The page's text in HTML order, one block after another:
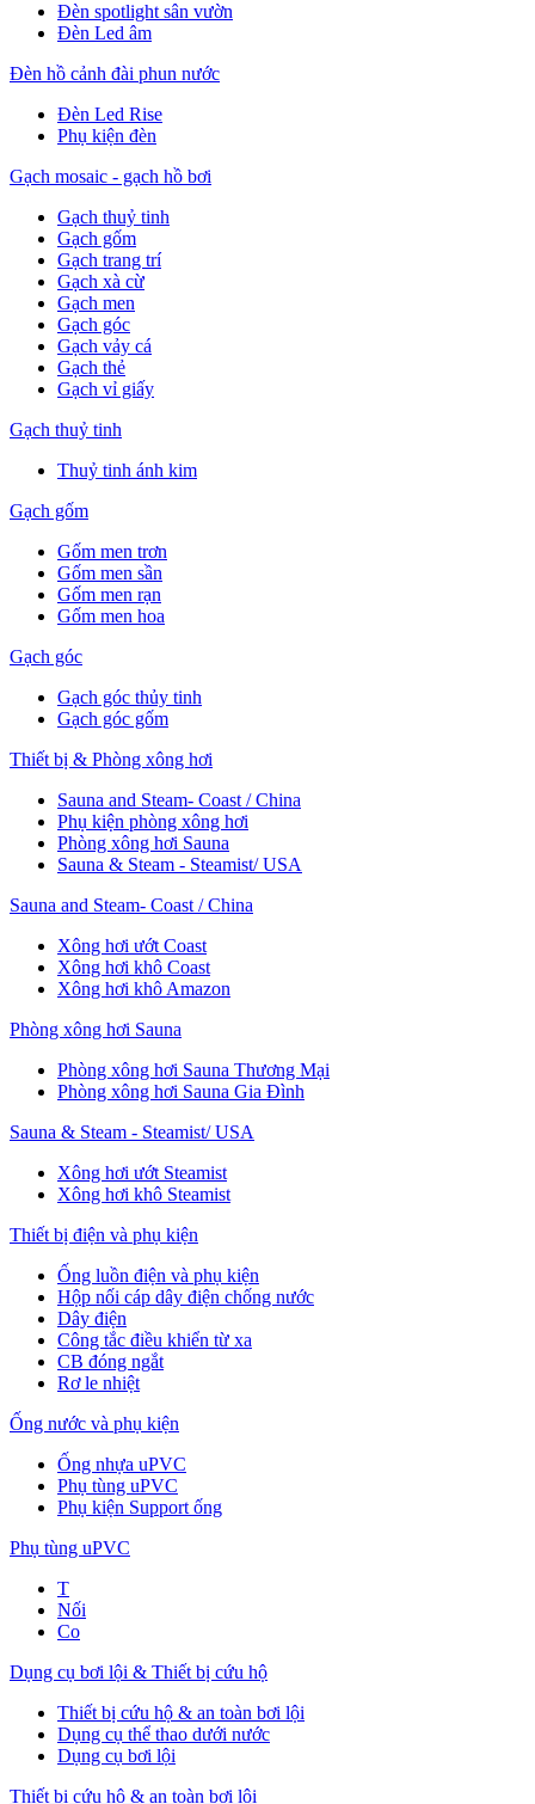
Đèn spotlight sân vườn
Đèn Led âm
Đèn hồ cảnh đài phun nước
Đèn Led Rise
Phụ kiện đèn
Gạch mosaic - gạch hồ bơi
Gạch thuỷ tinh
Gạch gốm
Gạch trang trí
Gạch xà cừ
Gạch men
Gạch góc
Gạch vảy cá
Gạch thẻ
Gạch vỉ giấy
Gạch thuỷ tinh
Thuỷ tinh ánh kim
Gạch gốm
Gốm men trơn
Gốm men sần
Gốm men rạn
Gốm men hoa
Gạch góc
Gạch góc thủy tinh
Gạch góc gốm
Thiết bị & Phòng xông hơi
Sauna and Steam- Coast / China
Phụ kiện phòng xông hơi
Phòng xông hơi Sauna
Sauna & Steam - Steamist/ USA
Sauna and Steam- Coast / China
Xông hơi ướt Coast
Xông hơi khô Coast
Xông hơi khô Amazon
Phòng xông hơi Sauna
Phòng xông hơi Sauna Thương Mại
Phòng xông hơi Sauna Gia Đình
Sauna & Steam - Steamist/ USA
Xông hơi ướt Steamist
Xông hơi khô Steamist
Thiết bị điện và phụ kiện
Ống luồn điện và phụ kiện
Hộp nối cáp dây điện chống nước
Dây điện
Công tắc điều khiển từ xa
CB đóng ngắt
Rơ le nhiệt
Ống nước và phụ kiện
Ống nhựa uPVC
Phụ tùng uPVC
Phụ kiện Support ống
Phụ tùng uPVC
T
Nối
Co
Dụng cụ bơi lội & Thiết bị cứu hộ
Thiết bị cứu hộ & an toàn bơi lội
Dụng cụ thể thao dưới nước
Dụng cụ bơi lội
Thiết bị cứu hộ & an toàn bơi lội